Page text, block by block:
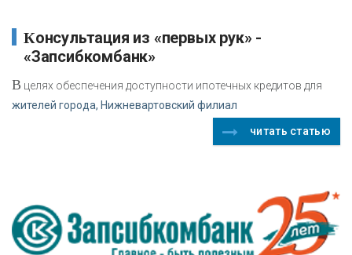
Консультация из «первых рук» -
«Запсибкомбанк»
В целях обеспечения доступности ипотечных кредитов для
жителей города, Нижневартовский филиал
читать статью